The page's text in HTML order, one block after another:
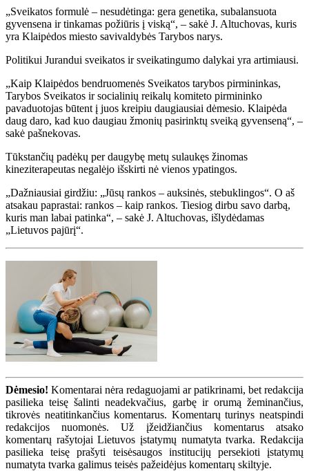
„Sveikatos formulė – nesudėtinga: gera genetika, subalansuota
gyvensena ir tinkamas požiūris į viską“, – sakė J. Altuchovas, kuris
yra Klaipėdos miesto savivaldybės Tarybos narys.
Politikui Jurandui sveikatos ir sveikatingumo dalykai yra artimiausi.
„Kaip Klaipėdos bendruomenės Sveikatos tarybos pirmininkas,
Tarybos Sveikatos ir socialinių reikalų komiteto pirmininko
pavaduotojas būtent į juos kreipiu daugiausiai dėmesio. Klaipėda
daug daro, kad kuo daugiau žmonių pasirinktų sveiką gyvenseną“, –
sakė pašnekovas.
Tūkstančių padėkų per daugybę metų sulaukęs žinomas
kineziterapeutas negalėjo išskirti nė vienos ypatingos.
„Dažniausiai girdžiu: „Jūsų rankos – auksinės, stebuklingos“. O aš
atsakau paprastai: rankos – kaip rankos. Tiesiog dirbu savo darbą,
kuris man labai patinka“, – sakė J. Altuchovas, išlydėdamas
„Lietuvos pajūrį“.
Dėmesio! Komentarai nėra redaguojami ar patikrinami, bet redakcija
pasilieka teisę šalinti neadekvačius, garbę ir orumą žeminančius,
tikrovės neatitinkančius komentarus. Komentarų turinys neatspindi
redakcijos nuomonės. Už įžeidžiančius komentarus atsako
komentarų rašytojai Lietuvos įstatymų numatyta tvarka. Redakcija
pasilieka teisę prašyti teisėsaugos institucijų persekioti įstatymų
numatyta tvarka galimus teisės pažeidėjus komentarų skiltyje.